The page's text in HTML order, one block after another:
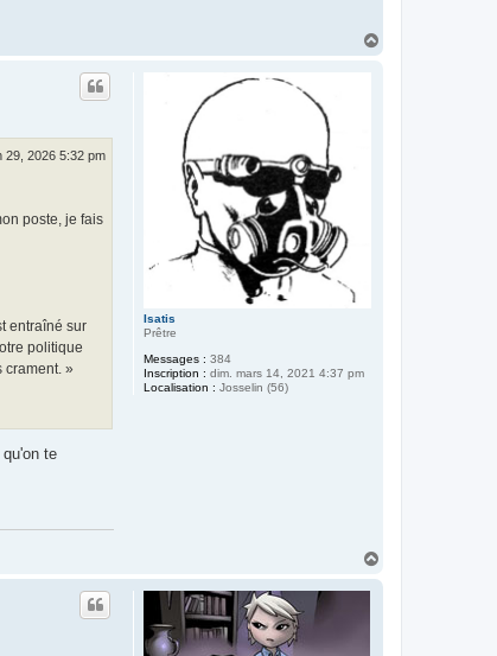
Isatis
Prêtre
Messages : 384
Inscription : dim. mars 14, 2021 4:37 pm
Localisation : Josselin (56)
29, 2026 5:32 pm
poste, je fais
entraîné sur
politique
crament. »
te